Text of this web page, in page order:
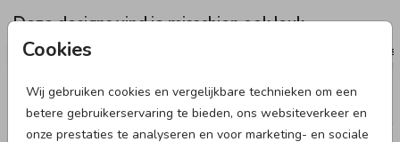
Cookies
Wij gebruiken cookies en vergelijkbare technieken om een
betere gebruikerservaring te bieden, ons websiteverkeer en
onze prestaties te analyseren en voor marketing- en sociale
Deze designs vind je misschien ook leuk
ADRESSTICKER